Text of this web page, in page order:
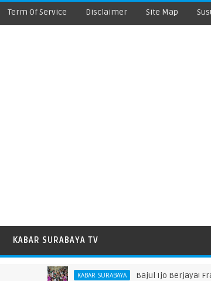
Term Of Service Disclaimer Site Map
KABAR SURABAYA TV
KABAR SURABAYA Bajul Ijo Berjaya! Francisco